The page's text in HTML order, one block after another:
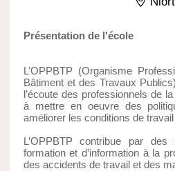
Présentation de l'école
L’OPPBTP (Organisme
Bâtiment et des Travaux
l’écoute des professionnels de
à mettre en oeuvre des
améliorer les conditions de
L’OPPBTP contribue par
formation et d’information à la
des accidents de travail et des